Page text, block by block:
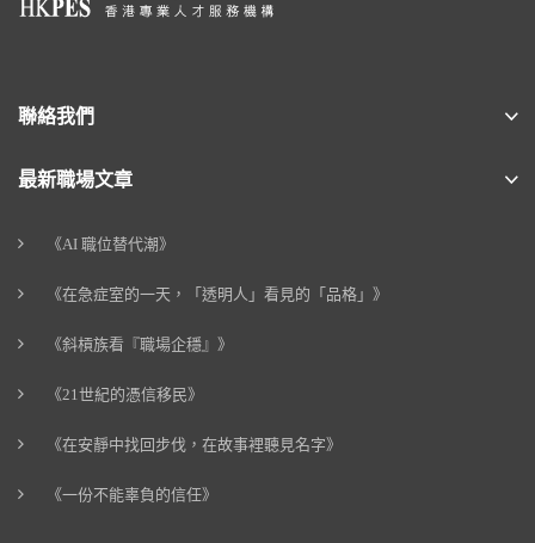
聯絡我們
最新職場文章
《AI 職位替代潮》
《在急症室的一天，「透明人」看見的「品格」》
《斜槓族看『職場企穩』》
《21世紀的憑信移民》
《在安靜中找回步伐，在故事裡聽見名字》
《一份不能辜負的信任》